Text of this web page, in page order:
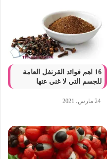
16 اهم فوائد القرنفل العامة
للجسم التي لا غني عنها
24 مارس، 2021